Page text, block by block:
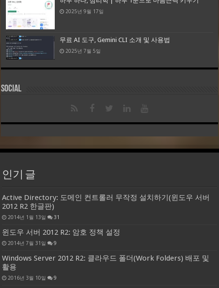
2025년 9월 17일
무료 AI 도구, Gemini CLI 소개 및 사용법
2025년 7월 5일
Social
인기 글
Active Directory: 도메인 컨트롤러 무작정 설치하기(윈도우 서버
2012 R2 한글판)
2014년 1월 13일 31
윈도우 서버 2012 R2: 암호 정책 설정
2014년 7월 31일 9
Windows Server 2012 R2: 클라우드 폴더(Work Folders) 배포 및
활용
2016년 3월 10일 9